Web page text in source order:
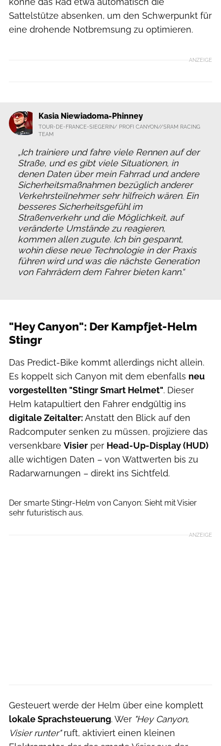
Sattelstütze absenken, um den Schwerpunkt für
eine drohende Notbremsung zu optimieren.
ANZEIGE
Kasia Niewiadoma-Phinney
TOUR-DE-FRANCE-SIEGERIN/ PROFI CANYON//SRAM RACING
TEAM
„Ich trainiere und fahre viele Rennen auf der
Straße, und es gibt viele Situationen, in
denen Daten über mein Fahrrad und andere
Sicherheitsmaßnahmen bezüglich anderer
Verkehrsteilnehmer sehr hilfreich wären. Ein
besseres Sicherheitsgefühl im
Straßenverkehr und die Möglichkeit, auf
veränderte Umstände zu reagieren,
kommen allen zugute. Ich bin gespannt,
wohin diese neue Technologie in der Praxis
führen wird und was die nächste Generation
von Fahrrädern dem Fahrer bieten kann.“
"Hey Canyon": Der Kampfjet-Helm
Stingr
Das Predict-Bike kommt allerdings nicht allein.
Es koppelt sich Canyon mit dem ebenfalls neu
vorgestellten "Stingr Smart Helmet". Dieser
Helm katapultiert den Fahrer endgültig ins
digitale Zeitalter:Anstatt den Blick auf den
Radcomputer senken zu müssen, projiziere das
versenkbare Visier per Head-Up-Display (HUD)
alle wichtigen Daten – von Wattwerten bis zu
Radarwarnungen – direkt ins Sichtfeld.
Der smarte Stingr-Helm von Canyon: Sieht mit Visier
sehr futuristisch aus.
ANZEIGE
Gesteuert werde der Helm über eine komplett
lokale Sprachsteuerung. Wer "Hey Canyon,
Visier runter"ruft, aktiviert einen kleinen